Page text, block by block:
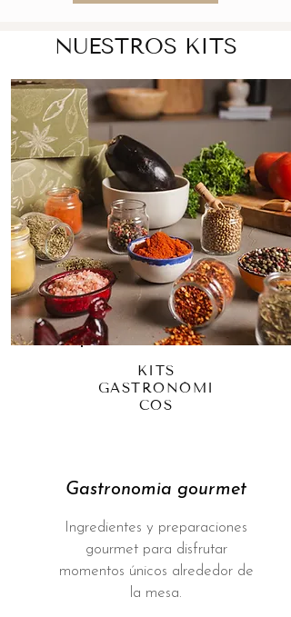
NUESTROS KITS
KITS
GASTRONÓMI
COS
Gastronomia gourmet
Ingredientes y preparaciones
gourmet para disfrutar
momentos únicos alrededor de
la mesa.